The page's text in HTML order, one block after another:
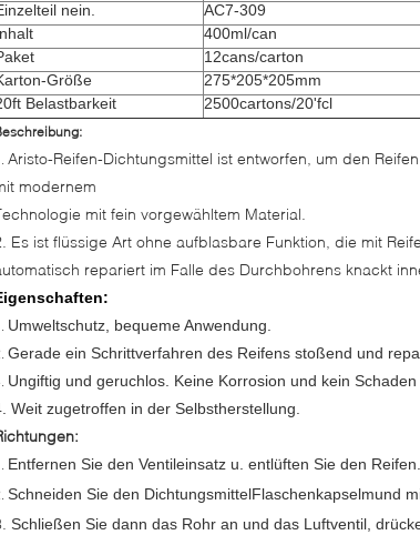
nein.
AC7-309
400ml/can
12cans/carton
Größe
275*205*205mm
Belastbarkeit
2500cartons/20'fcl
Aristo-Reifen-Dichtungsmittel ist entworfen, um den
modernem
mit fein vorgewähltem Material.
Es ist flüssige Art ohne aufblasbare Funktion, die mit
repariert im Falle des Durchbohrens knackt
Umweltschutz, bequeme Anwendung.
Gerade ein Schrittverfahren des Reifens stoßend und
Ungiftig und geruchlos. Keine Korrosion und kein Schaden
Weit zugetroffen in der Selbstherstellung.
Entfernen Sie den Ventileinsatz u. entlüften Sie den Reifen.
Schneiden Sie den DichtungsmittelFlaschenkapselmund
Schließen Sie dann das Rohr an und das Luftventil,